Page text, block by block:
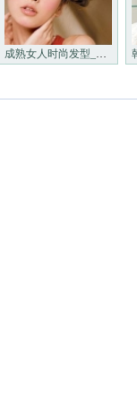
成熟女人时尚发型_非主流发型